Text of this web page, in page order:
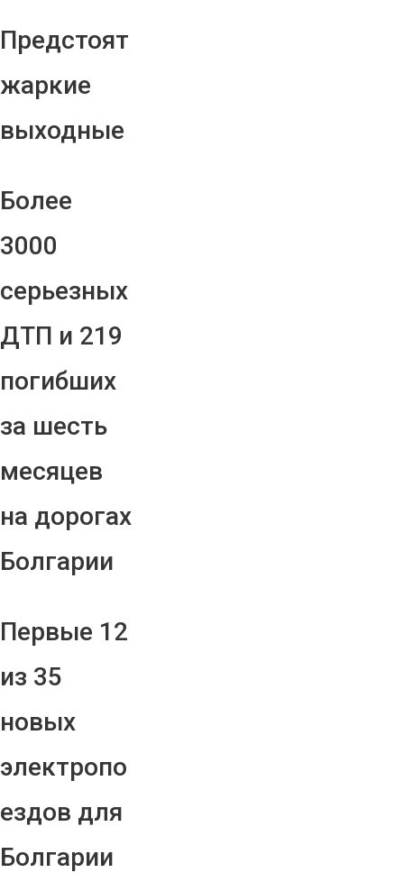
Предстоят
жаркие
выходные
Более
3000
серьезных
ДТП и 219
погибших
за шесть
месяцев
на дорогах
Болгарии
Первые 12
из 35
новых
электропо
ездов для
Болгарии